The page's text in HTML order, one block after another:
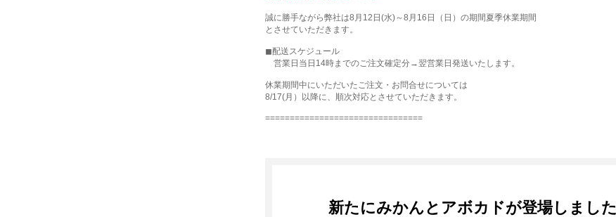
誠に勝手ながら弊社は8月12日(水)～8月16日（日）の期間夏季休業期間
とさせていただきます。
◼︎配送スケジュール
営業日当日14時までのご注文確定分→翌営業日発送いたします。
休業期間中にいただいたご注文・お問合せについては
8/17(月）以降に、順次対応とさせていただきます。
================================
新たにみかんとアボカドが登場しました